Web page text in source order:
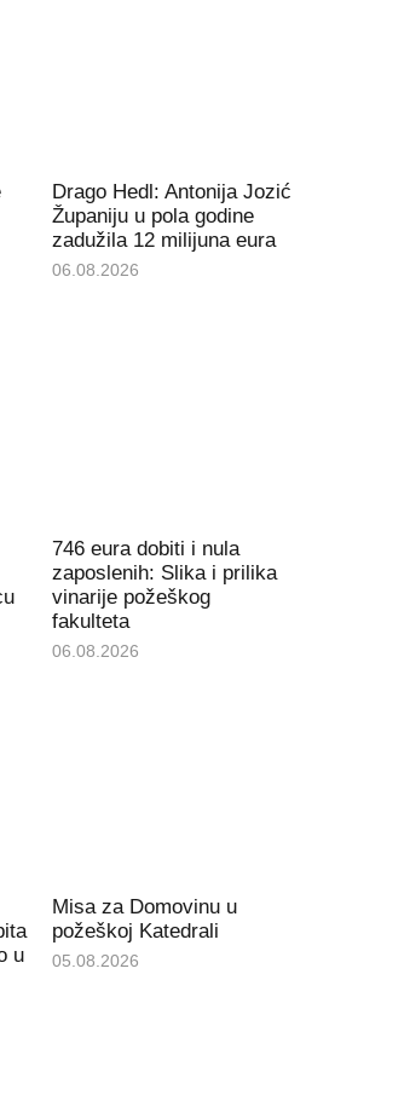
Drago Hedl: Antonija Jozić
Županiju u pola godine
zadužila 12 milijuna eura
06.08.2026
746 eura dobiti i nula
zaposlenih: Slika i prilika
vinarije požeškog
fakulteta
06.08.2026
u
Misa za Domovinu u
požeškoj Katedrali
05.08.2026